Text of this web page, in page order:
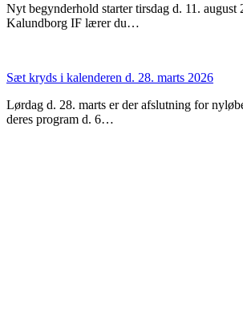
Nyt begynderhold starter tirsdag d. 11.
Kalundborg IF lærer du…
Sæt kryds i kalenderen d. 28. marts 2026
Lørdag d. 28. marts er der afslutning for
deres program d. 6…